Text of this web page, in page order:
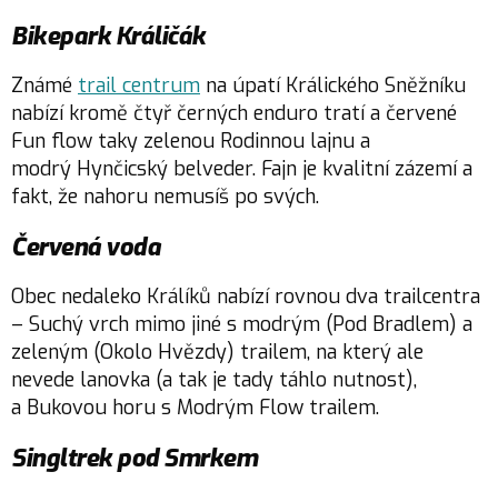
Bikepark Králičák
Známé trail centrum na úpatí Králického Sněžníku
nabízí kromě čtyř černých enduro tratí a červené
Fun flow taky zelenou Rodinnou lajnu a
modrý Hynčicský belveder. Fajn je kvalitní zázemí a
fakt, že nahoru nemusíš po svých.
Červená voda
Obec nedaleko Králíků nabízí rovnou dva trailcentra
– Suchý vrch mimo jiné s modrým (Pod Bradlem) a
zeleným (Okolo Hvězdy) trailem, na který ale
nevede lanovka (a tak je tady táhlo nutnost),
a Bukovou horu s Modrým Flow trailem.
Singltrek pod Smrkem